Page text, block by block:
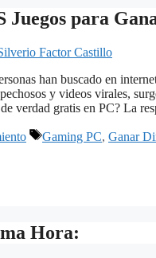
Juegos para
Factor Castillo
han buscado en
y videos virales,
verdad gratis en PC? La
Etiquetas
Gaming PC, Ganar
Hora: